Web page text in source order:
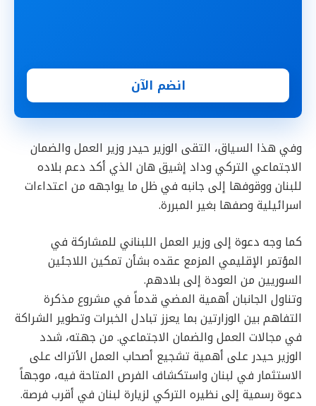
انضم الآن
وفي هذا السياق، التقى الوزير حيدر وزير العمل والضمان
الاجتماعي التركي وداد إشيق هان الذي أكد دعم بلاده
للبنان ووقوفها إلى جانبه في ظل ما يواجهه من اعتداءات
اسرائيلية وصفها بغير المبررة.
كما وجه دعوة إلى وزير العمل اللبناني للمشاركة في
المؤتمر الإقليمي المزمع عقده بشأن تمكين اللاجئين
السوريين من العودة إلى بلادهم.
وتناول الجانبان أهمية المضي قدماً في مشروع مذكرة
التفاهم بين الوزارتين بما يعزز تبادل الخبرات وتطوير الشراكة
في مجالات العمل والضمان الاجتماعي. من جهته، شدد
الوزير حيدر على أهمية تشجيع أصحاب العمل الأتراك على
الاستثمار في لبنان واستكشاف الفرص المتاحة فيه، موجهاً
دعوة رسمية إلى نظيره التركي لزيارة لبنان في أقرب فرصة.